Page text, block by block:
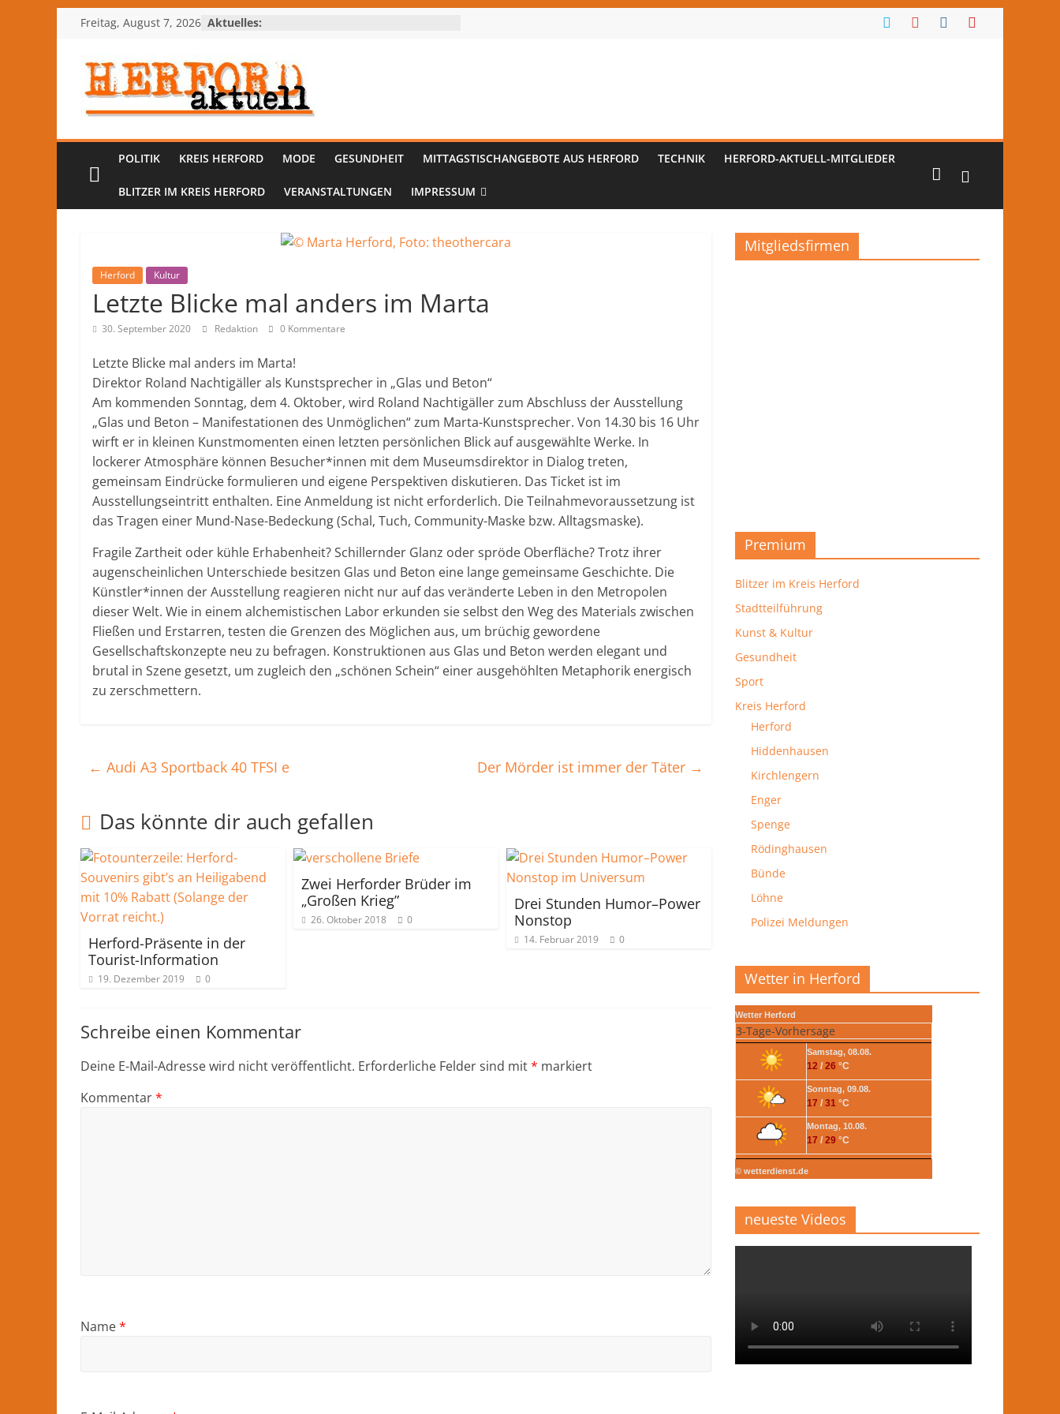
ZumFreitag, August 7, 2026 Aktuelles:
Herford-
aktuell
Nachrichten
und
dem
Kreis
Herford
lokale
Nachrichten
und
mehr
aus
Herford
im
Kreis
Herford
POLITIK KREIS HERFORD MODE GESUNDHEIT MITTAGSTISCHANGEBOTE AUS HERFORD TECHNIK HERFORD-AKTUELL-MITGLIEDER
BLITZER IM KREIS HERFORD VERANSTALTUNGEN IMPRESSUM
Herford Kultur
Letzte Blicke mal anders im Marta
30. September 2020 Redaktion 0 Kommentare
Letzte Blicke mal anders im Marta!
Direktor Roland Nachtigäller als Kunstsprecher in „Glas und Beton“
Am kommenden Sonntag, dem 4. Oktober, wird Roland Nachtigäller zum Abschluss der Ausstellung
„Glas und Beton – Manifestationen des Unmöglichen“ zum Marta-Kunstsprecher. Von 14.30 bis 16 Uhr
wirft er in kleinen Kunstmomenten einen letzten persönlichen Blick auf ausgewählte Werke. In
lockerer Atmosphäre können Besucher*innen mit dem Museumsdirektor in Dialog treten,
gemeinsam Eindrücke formulieren und eigene Perspektiven diskutieren. Das Ticket ist im
Ausstellungseintritt enthalten. Eine Anmeldung ist nicht erforderlich. Die Teilnahmevoraussetzung ist
das Tragen einer Mund-Nase-Bedeckung (Schal, Tuch, Community-Maske bzw. Alltagsmaske).
Fragile Zartheit oder kühle Erhabenheit? Schillernder Glanz oder spröde Oberfläche? Trotz ihrer
augenscheinlichen Unterschiede besitzen Glas und Beton eine lange gemeinsame Geschichte. Die
Künstler*innen der Ausstellung reagieren nicht nur auf das veränderte Leben in den Metropolen
dieser Welt. Wie in einem alchemistischen Labor erkunden sie selbst den Weg des Materials zwischen
Fließen und Erstarren, testen die Grenzen des Möglichen aus, um brüchig gewordene
Gesellschaftskonzepte neu zu befragen. Konstruktionen aus Glas und Beton werden elegant und
brutal in Szene gesetzt, um zugleich den „schönen Schein“ einer ausgehöhlten Metaphorik energisch
zu zerschmettern.
← Audi A3 Sportback 40 TFSI e Der Mörder ist immer der Täter →
Das könnte dir auch gefallen
Herford-Präsente in der
Tourist-Information
19. Dezember 2019 0
Zwei Herforder Brüder im
„Großen Krieg”
26. Oktober 2018 0
Drei Stunden Humor–Power
Nonstop
14. Februar 2019 0
Schreibe einen Kommentar
Deine E-Mail-Adresse wird nicht veröffentlicht. Erforderliche Felder sind mit* markiert
Kommentar*
Name*
Mitgliedsfirmen
Premium
Blitzer im Kreis Herford
Stadtteilführung
Kunst & Kultur
Gesundheit
Sport
Kreis Herford
Herford
Hiddenhausen
Kirchlengern
Enger
Spenge
Rödinghausen
Bünde
Löhne
Polizei Meldungen
Wetter in Herford
Wetter Herford
3-Tage-Vorhersage
Samstag, 08.08.
12 / 26 °C
Sonntag, 09.08.
17 / 31 °C
Montag, 10.08.
17 / 29 °C
© wetterdienst.de
neueste Videos